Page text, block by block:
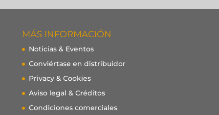
MÁS INFORMACIÓN
Noticias & Eventos
Conviértase en distribuidor
Privacy & Cookies
Aviso legal & Créditos
Condiciones comerciales